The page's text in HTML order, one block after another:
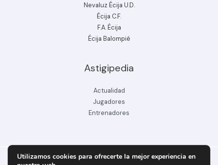
Nevaluz Écija U.D.
Écija C.F.
F.A. Écija
Écija Balompié
Astigipedia
Actualidad
Jugadores
Entrenadores
Utilizamos cookies para ofrecerte la mejor experiencia en